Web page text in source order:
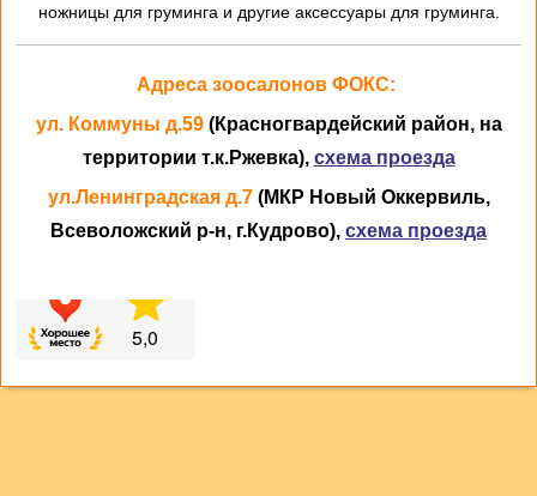
ножницы для груминга и другие аксессуары для груминга.
Адреса зоосалонов ФОКС:
ул. Коммуны д.59 (Красногвардейский район, на
территории т.к.Ржевка), схема проезда
ул.Ленинградская д.7 (МКР Новый Оккервиль,
Всеволожский р-н, г.Кудрово), схема проезда